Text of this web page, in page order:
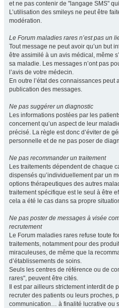
et ne pas contenir de "langage SMS"
L’utilisation des smileys ne peut être
modération.
Le Forum maladies rares n’est pas un
Tout message ne peut avoir qu’un but
être assimilé à un avis médical, même
sa maladie. Les messages n’ont pas
l’avis de votre médecin.
En outre l’état des connaissances
publication des messages.
Ne pas suggérer un diagnostic
Les informations postées par les
concernent qu’un aspect de leur
précisé. La règle est donc d’éviter de
personnelle et de ne pas poser de
Ne pas recommander un traitement
Les traitements dépendent de chaque
dispensés qu’individuellement par un
options thérapeutiques des autres
traitement spécifique est le seul à être
cela a été le cas dans sa propre
Ne pas poster de messages à visée
recrutement
Le Forum maladies rares refuse toute
traitements, notamment pour des
miraculeuses, de même que la
d’établissements de soins.
Seuls les centres de référence ou de
rares", peuvent être cités.
Il est par ailleurs strictement interdit de
recruter des patients ou leurs proches,
communication… à finalité lucrative ou